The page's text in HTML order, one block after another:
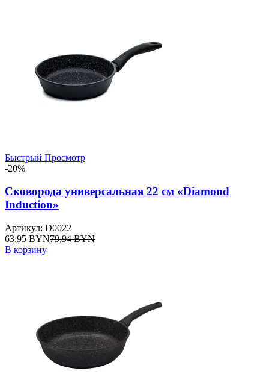
Быстрый Просмотр
-20%
Сковорода универсальная 22 см «Diamond
Induction»
Артикул: D0022
63,95 BYN79,94BYN
В корзину